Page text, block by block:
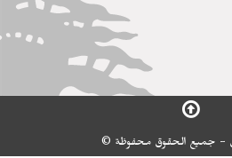
- جميع الحقوق محفوظة ©